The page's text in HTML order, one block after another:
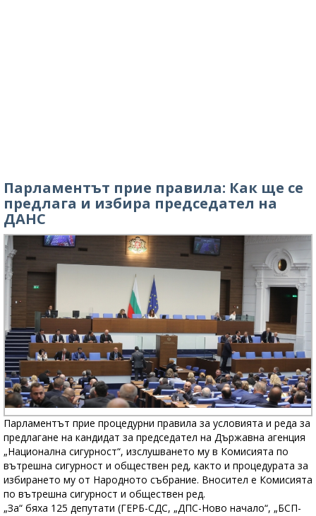
Парламентът прие правила: Как ще се
предлага и избира председател на
ДАНС
Парламентът прие процедурни правила за условията и реда за
предлагане на кандидат за председател на Държавна агенция
„Национална сигурност“, изслушването му в Комисията по
вътрешна сигурност и обществен ред, както и процедурата за
избирането му от Народното събрание. Вносител е Комисията
по вътрешна сигурност и обществен ред.
„За“ бяха 125 депутати (ГЕРБ-СДС, „ДПС-Ново начало“, „БСП-